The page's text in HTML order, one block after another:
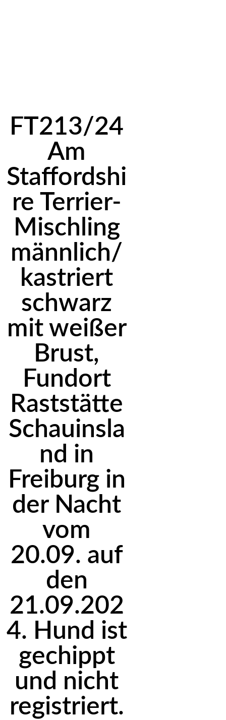
FT213/24
Am
Staffordshi
re Terrier-
Mischling
männlich/
kastriert
schwarz
mit weißer
Brust,
Fundort
Raststätte
Schauinsla
nd in
Freiburg in
der Nacht
vom
20.09. auf
den
21.09.202
4. Hund ist
gechippt
und nicht
registriert.